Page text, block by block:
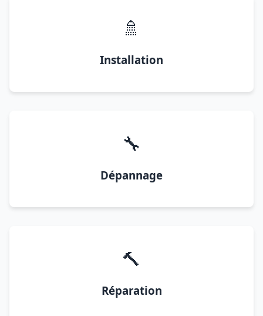
🚿
Installation
🔧
Dépannage
🔨
Réparation